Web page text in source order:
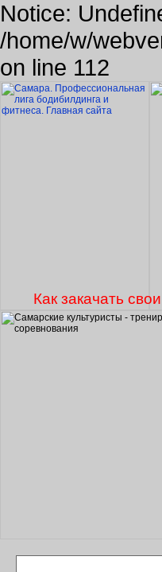
Notice:
/home/w/
on line 112
Как закачать